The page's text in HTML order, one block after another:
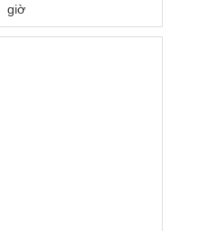
giờ